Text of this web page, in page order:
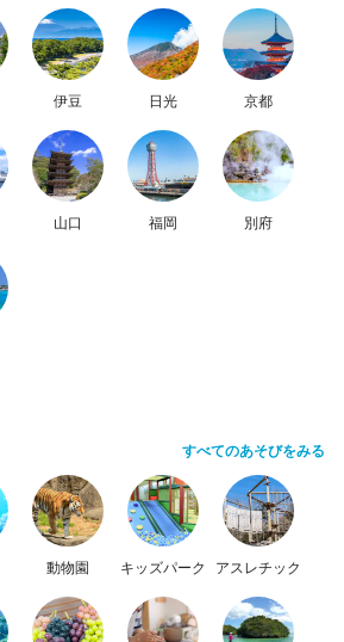
伊豆 日光 京都
山口 福岡 別府
すべてのあそびをみる
動物園 キッズパーク アスレチック